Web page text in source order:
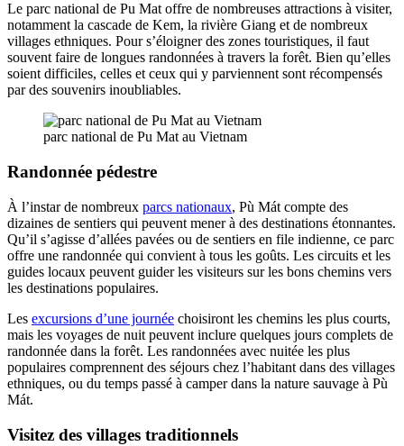
Le parc national de Pu Mat offre de nombreuses attractions à visiter,
notamment la cascade de Kem, la rivière Giang et de nombreux
villages ethniques. Pour s’éloigner des zones touristiques, il faut
souvent faire de longues randonnées à travers la forêt. Bien qu’elles
soient difficiles, celles et ceux qui y parviennent sont récompensés
par des souvenirs inoubliables.
parc national de Pu Mat au Vietnam
Randonnée pédestre
À l’instar de nombreux parcs nationaux, Pù Mát compte des
dizaines de sentiers qui peuvent mener à des destinations étonnantes.
Qu’il s’agisse d’allées pavées ou de sentiers en file indienne, ce parc
offre une randonnée qui convient à tous les goûts. Les circuits et les
guides locaux peuvent guider les visiteurs sur les bons chemins vers
les destinations populaires.
Les excursions d’une journée choisiront les chemins les plus courts,
mais les voyages de nuit peuvent inclure quelques jours complets de
randonnée dans la forêt. Les randonnées avec nuitée les plus
populaires comprennent des séjours chez l’habitant dans des villages
ethniques, ou du temps passé à camper dans la nature sauvage à Pù
Mát.
Visitez des villages traditionnels